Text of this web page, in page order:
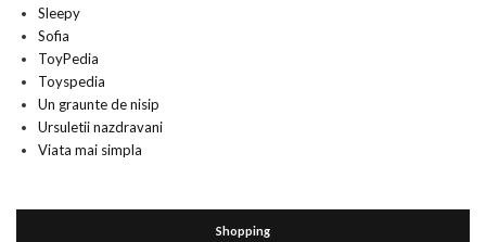
Sleepy
Sofia
ToyPedia
Toyspedia
Un graunte de nisip
Ursuletii nazdravani
Viata mai simpla
Shopping